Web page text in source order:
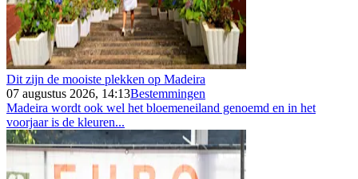
Dit zijn de mooiste plekken op Madeira
07 augustus 2026, 14:13Bestemmingen
Madeira wordt ook wel het bloemeneiland genoemd en in het
voorjaar is de kleuren...